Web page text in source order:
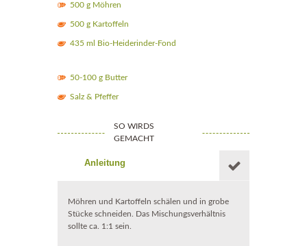
500 g Möhren
500 g Kartoffeln
435 ml Bio-Heiderinder-Fond
50-100 g Butter
Salz & Pfeffer
SO WIRDS
GEMACHT
Anleitung
Möhren und Kartoffeln schälen und in grobe
Stücke schneiden. Das Mischungsverhältnis
sollte ca. 1:1 sein.